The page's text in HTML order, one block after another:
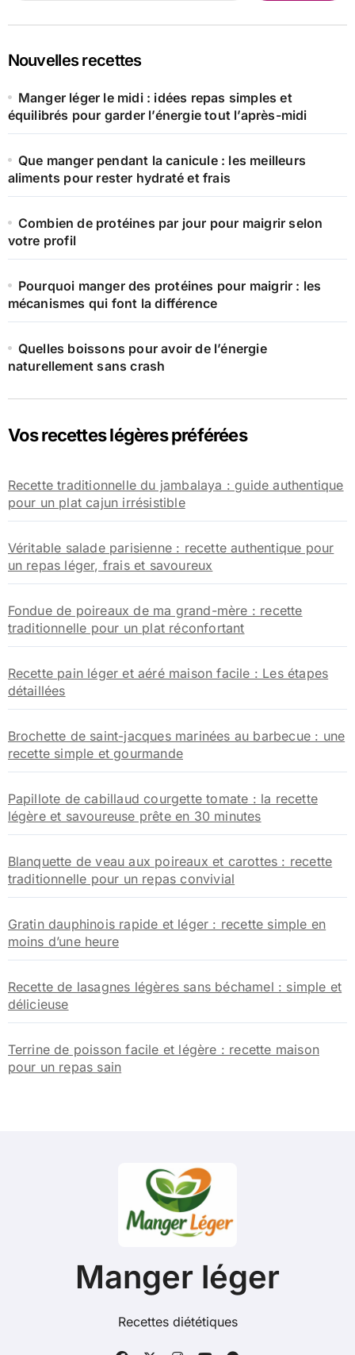
Nouvelles recettes
Manger léger le midi : idées repas simples et
équilibrés pour garder l’énergie tout l’après-midi
Que manger pendant la canicule : les meilleurs
aliments pour rester hydraté et frais
Combien de protéines par jour pour maigrir selon
votre profil
Pourquoi manger des protéines pour maigrir : les
mécanismes qui font la différence
Quelles boissons pour avoir de l’énergie
naturellement sans crash
Vos recettes légères préférées
Recette traditionnelle du jambalaya : guide authentique
pour un plat cajun irrésistible
Véritable salade parisienne : recette authentique pour
un repas léger, frais et savoureux
Fondue de poireaux de ma grand-mère : recette
traditionnelle pour un plat réconfortant
Recette pain léger et aéré maison facile : Les étapes
détaillées
Brochette de saint-jacques marinées au barbecue : une
recette simple et gourmande
Papillote de cabillaud courgette tomate : la recette
légère et savoureuse prête en 30 minutes
Blanquette de veau aux poireaux et carottes : recette
traditionnelle pour un repas convivial
Gratin dauphinois rapide et léger : recette simple en
moins d’une heure
Recette de lasagnes légères sans béchamel : simple et
délicieuse
Terrine de poisson facile et légère : recette maison
pour un repas sain
Manger léger
Recettes diététiques